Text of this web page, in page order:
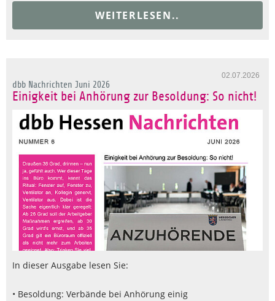
WEITERLESEN..
02.07.2026
dbb Nachrichten Juni 2026
Einigkeit bei Anhörung zur Besoldung: So nicht!
In dieser Ausgabe lesen Sie:
• Besoldung: Verbände bei Anhörung einig